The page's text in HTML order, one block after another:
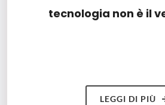
tecnologia non è il
LEGGI DI PIÙ